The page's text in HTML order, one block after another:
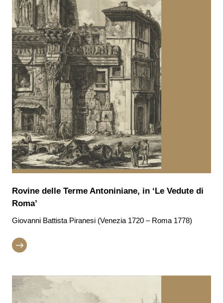
Rovine delle Terme Antoniniane, in ‘Le Vedute di
Roma’
Giovanni Battista Piranesi (Venezia 1720 – Roma 1778)